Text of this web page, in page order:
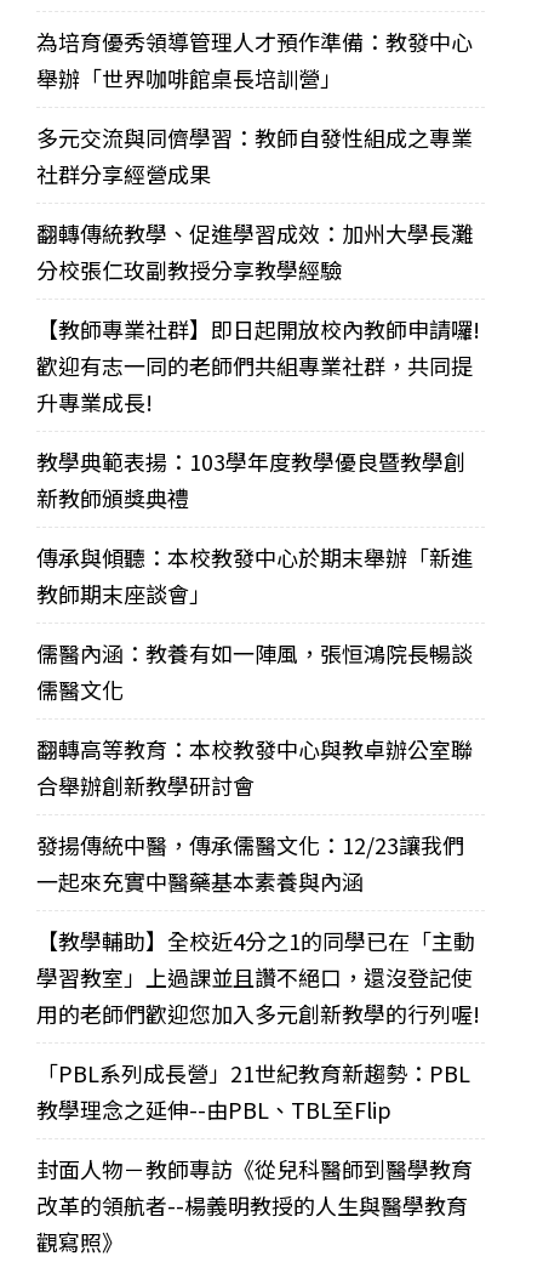
為培育優秀領導管理人才預作準備：教發中心
舉辦「世界咖啡館桌長培訓營」
多元交流與同儕學習：教師自發性組成之專業
社群分享經營成果
翻轉傳統教學、促進學習成效：加州大學長灘
分校張仁玫副教授分享教學經驗
【教師專業社群】即日起開放校內教師申請囉!
歡迎有志一同的老師們共組專業社群，共同提
升專業成長!
教學典範表揚：103學年度教學優良暨教學創
新教師頒獎典禮
傳承與傾聽：本校教發中心於期末舉辦「新進
教師期末座談會」
儒醫內涵：教養有如一陣風，張恒鴻院長暢談
儒醫文化
翻轉高等教育：本校教發中心與教卓辦公室聯
合舉辦創新教學研討會
發揚傳統中醫，傳承儒醫文化：12/23讓我們
一起來充實中醫藥基本素養與內涵
【教學輔助】全校近4分之1的同學已在「主動
學習教室」上過課並且讚不絕口，還沒登記使
用的老師們歡迎您加入多元創新教學的行列喔!
「PBL系列成長營」21世紀教育新趨勢：PBL
教學理念之延伸--由PBL、TBL至Flip
封面人物－教師專訪《從兒科醫師到醫學教育
改革的領航者--楊義明教授的人生與醫學教育
觀寫照》